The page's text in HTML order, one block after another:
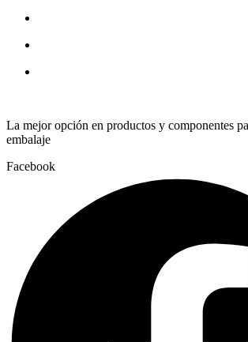
La mejor opción en productos y componentes
embalaje
Facebook